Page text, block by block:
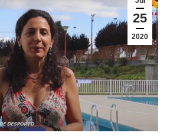
25
2020